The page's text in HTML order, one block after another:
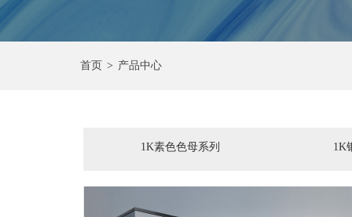
首页 > 产品中心
1K素色色母系列 1K